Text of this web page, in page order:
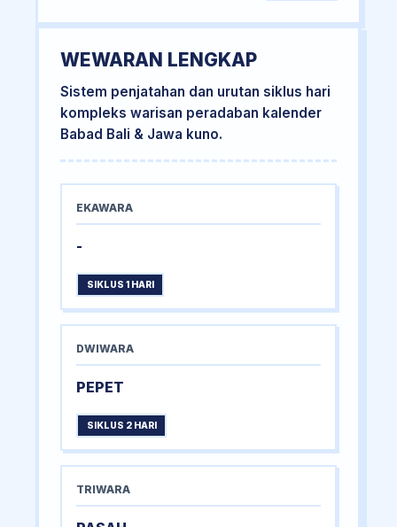
WEWARAN LENGKAP
Sistem penjatahan dan urutan siklus hari
kompleks warisan peradaban kalender
Babad Bali & Jawa kuno.
EKAWARA
-
SIKLUS 1 HARI
DWIWARA
PEPET
SIKLUS 2 HARI
TRIWARA